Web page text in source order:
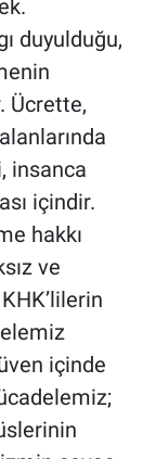
duyulduğu,
Ücrette,
insanca
içindir.
hakkı
ve
içinde